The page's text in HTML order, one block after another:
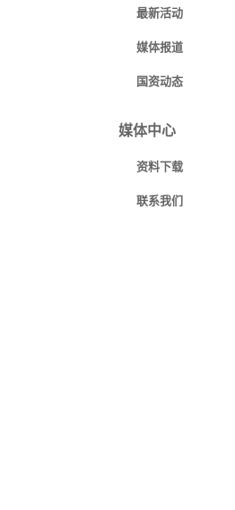
最新活动
媒体报道
国资动态
媒体中心
资料下载
联系我们